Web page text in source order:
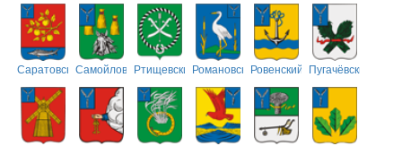
СаратовскийСамойловскийРтищевскийРомановскийРовенский Пугачёвский